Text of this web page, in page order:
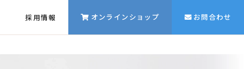
採用情報 オンラインショップ お問合わせ